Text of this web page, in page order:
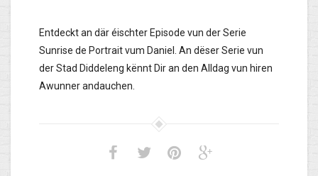
Entdeckt an där éischter Episode vun der Serie
Sunrise de Portrait vum Daniel. An dëser Serie vun
der Stad Diddeleng kënnt Dir an den Alldag vun hiren
Awunner andauchen.